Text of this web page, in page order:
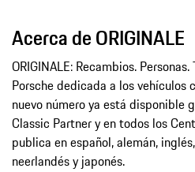
Acerca de ORIGINALE
ORIGINALE: Recambios.
Porsche dedicada a los vehículos
nuevo número ya está disponible
Classic Partner y en todos los
publica en español, alemán,
neerlandés y japonés.